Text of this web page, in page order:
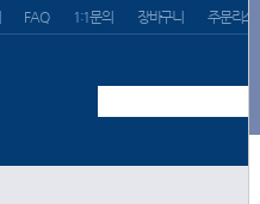
FAQ 1:1문의 장바구니 주문리스트